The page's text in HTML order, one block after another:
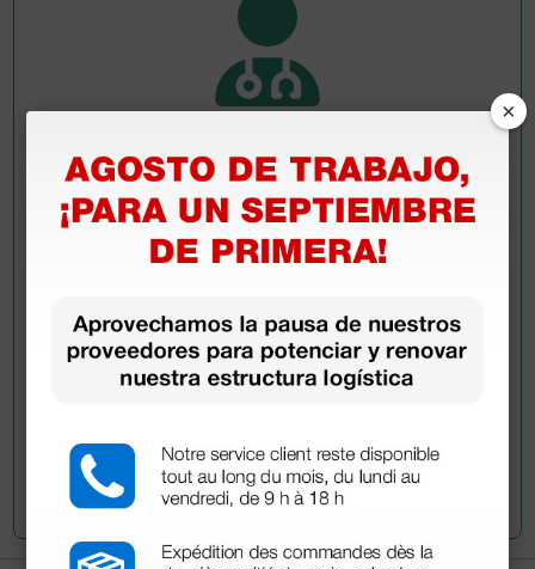
Pregúntale a un colega
¿Todavía tienes alguna duda? ¿Necesitas más
información?
Envía ahora mismo tu pregunta a los colegas que ya
Envía tu pregunta
×